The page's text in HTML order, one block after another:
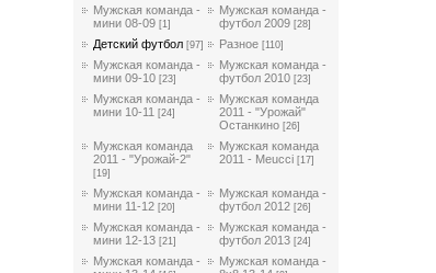
Мужская команда -
мини 08-09 [1]
Мужская команда -
футбол 2009 [28]
Детский футбол [97] Разное [110]
Мужская команда -
мини 09-10 [23]
Мужская команда -
футбол 2010 [23]
Мужская команда -
мини 10-11
[24]
Мужская команда
2011 - "Урожай"
Останкино [26]
Мужская команда
2011 - "Урожай-2"
[19]
Мужская команда
2011 - Meucci [17]
Мужская команда -
мини 11-12 [20]
Мужская команда -
футбол 2012 [26]
Мужская команда -
мини 12-13 [21]
Мужская команда -
футбол 2013 [24]
Мужская команда -
Мужская команда -